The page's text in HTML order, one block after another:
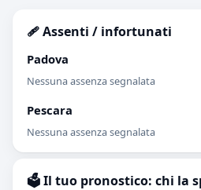
🩹 Assenti / infortunati
Padova
Nessuna assenza segnalata
Pescara
Nessuna assenza segnalata
🗳️ Il tuo pronostico: chi la